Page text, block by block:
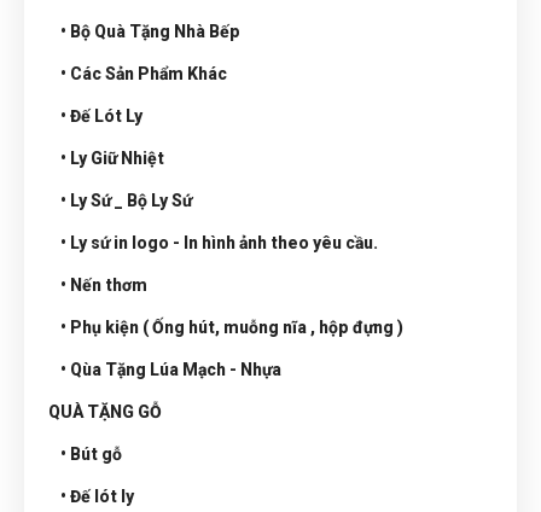
• Bộ Quà Tặng Nhà Bếp
• Các Sản Phẩm Khác
• Đế Lót Ly
• Ly Giữ Nhiệt
• Ly Sứ _ Bộ Ly Sứ
• Ly sứ in logo - In hình ảnh theo yêu cầu.
• Nến thơm
• Phụ kiện ( Ống hút, muỗng nĩa , hộp đựng )
• Qùa Tặng Lúa Mạch - Nhựa
QUÀ TẶNG GỖ
• Bút gỗ
• Đế lót ly